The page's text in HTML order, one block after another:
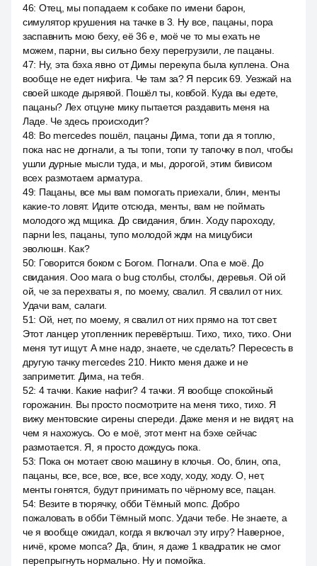
46: Отец, мы попадаем к собаке по имени барон,
симулятор крушения на тачке в 3. Ну все, пацаны, пора
заспавнить мою беху, её 36 е, моё че то мы ехать не
можем, парни, вы сильно беху перегрузили, ле пацаны.
47: Ну, эта бэха явно от Димы перекупа была куплена. Она
вообще не едет нифига. Че там за? Я персик 69. Уезжай на
своей шкоде дырявой. Пошёл ты, ковбой. Куда вы едете,
пацаны? Лех отцуне мику пытается раздавить меня на
Ладе. Че здесь происходит?
48: Во mercedes пошёл, пацаны Дима, топи да я топлю,
пока нас не догнали, а ты топи, топи ту тапочку в пол, чтобы
ушли дурные мысли туда, и мы, дорогой, этим бивисом
всех размотаем арматура.
49: Пацаны, все мы вам помогать приехали, блин, менты
какие-то ловят. Идите отсюда, менты, вам не поймать
молодого жд мщика. До свидания, блин. Ходу пароходу,
парни les, пацаны, тупо молодой ждм на мицубиси
эволюшн. Как?
50: Говорится боком с Богом. Погнали. Опа е моё. До
свидания. Ооо мага о bug столбы, столбы, деревья. Ой ой
ой, че за перехваты я, по моему, свалил. Я свалил от них.
Удачи вам, салаги.
51: Ой, нет, по моему, я свалил от них прямо на тот свет.
Этот ланцер утопленник перевёртыш. Тихо, тихо, тихо. Они
меня тут ищут. А мне надо, знаете, че сделать? Пересесть в
другую тачку mercedes 210. Никто меня даже и не
заприметит. Дима, на тебя.
52: 4 тачки. Какие нафиг? 4 тачки. Я вообще спокойный
горожанин. Вы просто посмотрите на меня тихо, тихо. Я
вижу ментовские сирены спереди. Даже меня и не видят, на
чем я нахожусь. Оо е моё, этот мент на бэхе сейчас
размотается. Я, я просто дождусь пока.
53: Пока он мотает свою машину в клочья. Оо, блин, опа,
пацаны, все, все, все, все, все ходу, ходу, ходу. О, нет,
менты гонятся, будут принимать по чёрному все, пацан.
54: Везите в тюрячку, обби Тёмный мопс. Добро
пожаловать в обби Тёмный мопс. Удачи тебе. Не знаете, а
че я вообще ожидал, когда я включал эту игру? Наверное,
ничё, кроме мопса? Да, блин, я даже 1 квадратик не смог
перепрыгнуть нормально. Ну и помойка.